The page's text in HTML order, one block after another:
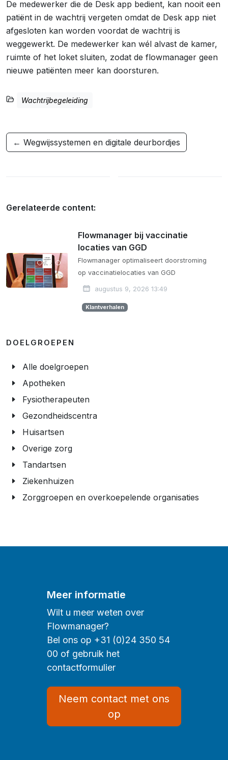
De medewerker die de Desk app bedient, kan nooit een
patiënt in de wachtrij vergeten omdat de Desk app niet
afgesloten kan worden voordat de wachtrij is
weggewerkt. De medewerker kan wél alvast de kamer,
ruimte of het loket sluiten, zodat de flowmanager geen
nieuwe patiënten meer kan doorsturen.
Wachtrijbegeleiding
← Wegwijssystemen en digitale deurbordjes
Gerelateerde content:
Flowmanager bij vaccinatie
locaties van GGD
Flowmanager optimaliseert doorstroming
op vaccinatielocaties van GGD
augustus 9, 2026 13:49
Klantverhalen
DOELGROEPEN
Alle doelgroepen
Apotheken
Fysiotherapeuten
Gezondheidscentra
Huisartsen
Overige zorg
Tandartsen
Ziekenhuizen
Zorggroepen en overkoepelende organisaties
Meer informatie
Wilt u meer weten over
Flowmanager?
Bel ons op +31 (0)24 350 54
00 of gebruik het
contactformulier
Neem contact met ons
op